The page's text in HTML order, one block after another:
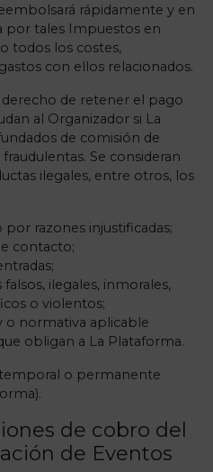
rápidamente y en
por tales Impuestos en
todos los costes,
con ellos relacionados.
de retener el pago
al Organizador si La
de comisión de
Se consideran
ilegales, entre otros, los
razones injustificadas;
contacto;
ilegales, inmorales,
o violentos;
o normativa aplicable
obligan a La Plataforma.
o permanente
de cobro del
de Eventos